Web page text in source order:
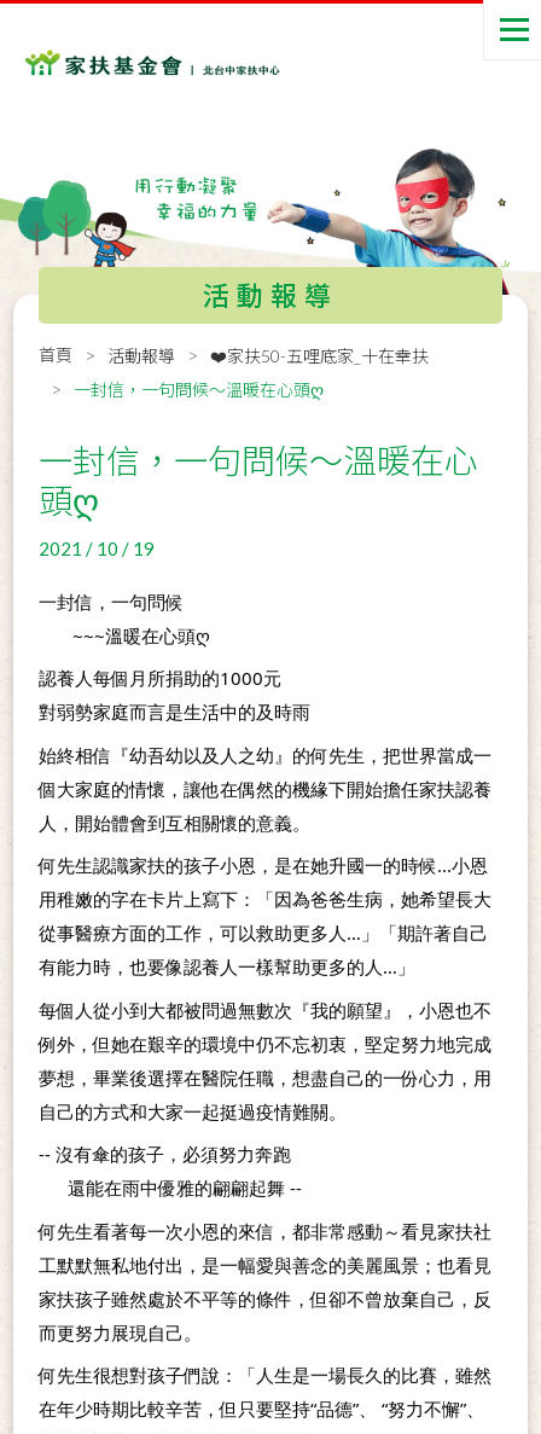
活動報導
首頁 活動報導
❤️家扶50-五哩底家_十在幸扶
一封信，一句問候～溫暖在心頭ღ
一封信，一句問候～溫暖在心
頭ღ
2021 / 10 / 19
一封信，一句問候
~~~溫暖在心頭ღ
認養人每個月所捐助的1000元
對弱勢家庭而言是生活中的及時雨
始終相信『幼吾幼以及人之幼』的何先生，把世界當成一
個大家庭的情懷，讓他在偶然的機緣下開始擔任家扶認養
人，開始體會到互相關懷的意義。
何先生認識家扶的孩子小恩，是在她升國一的時候...小恩
用稚嫩的字在卡片上寫下：「因為爸爸生病，她希望長大
從事醫療方面的工作，可以救助更多人…」「期許著自己
有能力時，也要像認養人一樣幫助更多的人…」
每個人從小到大都被問過無數次『我的願望』，小恩也不
例外，但她在艱辛的環境中仍不忘初衷，堅定努力地完成
夢想，畢業後選擇在醫院任職，想盡自己的一份心力，用
自己的方式和大家一起挺過疫情難關。
-- 沒有傘的孩子，必須努力奔跑
還能在雨中優雅的翩翩起舞 --
何先生看著每一次小恩的來信，都非常感動～看見家扶社
工默默無私地付出，是一幅愛與善念的美麗風景；也看見
家扶孩子雖然處於不平等的條件，但卻不曾放棄自己，反
而更努力展現自己。
何先生很想對孩子們說：「人生是一場長久的比賽，雖然
在年少時期比較辛苦，但只要堅持“品德”、 “努力不懈”、